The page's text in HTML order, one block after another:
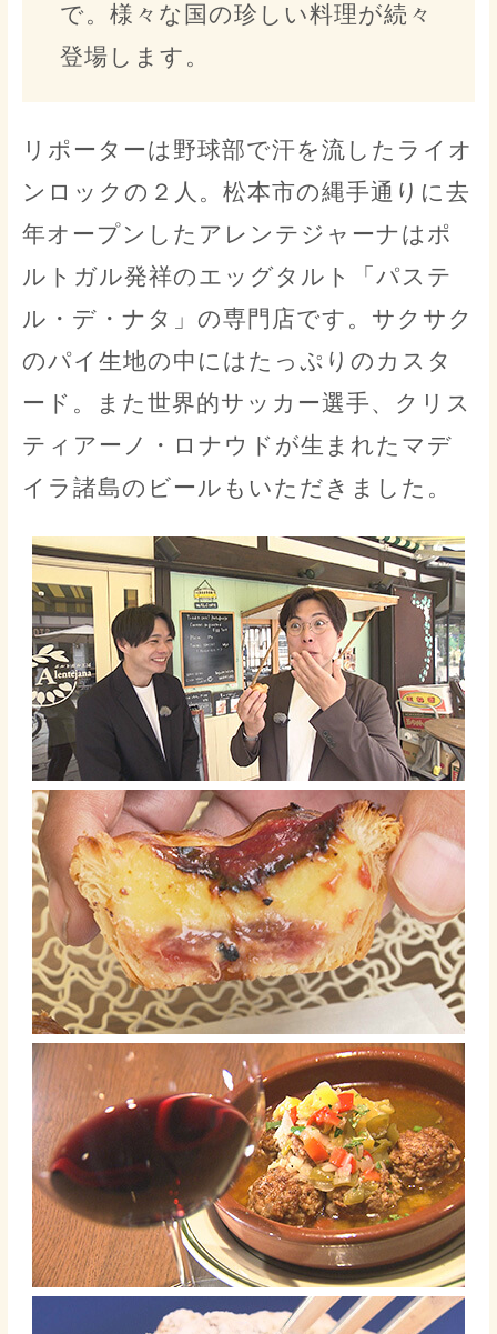
で。様々な国の珍しい料理が続々
登場します。
リポーターは野球部で汗を流したライオ
ンロックの２人。松本市の縄手通りに去
年オープンしたアレンテジャーナはポ
ルトガル発祥のエッグタルト「パステ
ル・デ・ナタ」の専門店です。サクサク
のパイ生地の中にはたっぷりのカスタ
ード。また世界的サッカー選手、クリス
ティアーノ・ロナウドが生まれたマデ
イラ諸島のビールもいただきました。